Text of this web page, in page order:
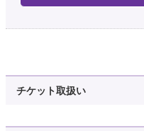
チケット取扱い